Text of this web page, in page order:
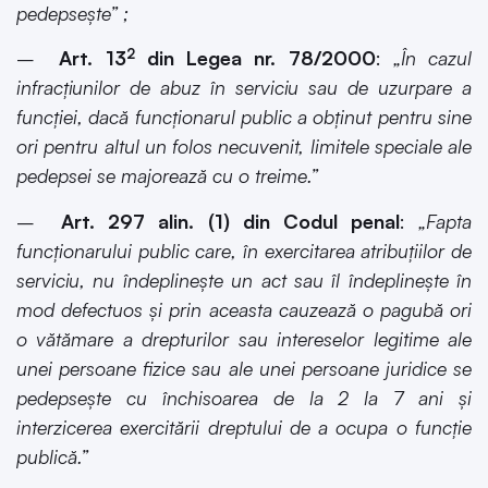
pedepsește” ;
–Art. 132din Legea nr. 78/2000: „În cazul
infracțiunilor de abuz în serviciu sau de uzurpare a
funcției, dacă funcționarul public a obținut pentru sine
ori pentru altul un folos necuvenit, limitele speciale ale
pedepsei se majorează cu o treime.”
–Art. 297 alin. (1) din Codul penal:„Fapta
funcționarului public care, în exercitarea atribuțiilor de
serviciu, nu îndeplinește un act sau îl îndeplinește în
mod defectuos şi prin aceasta cauzează o pagubă ori
o vătămare a drepturilor sau intereselor legitime ale
unei persoane fizice sau ale unei persoane juridice se
pedepsește cu închisoarea de la 2 la 7 ani şi
interzicerea exercitării dreptului de a ocupa o funcție
publică.”